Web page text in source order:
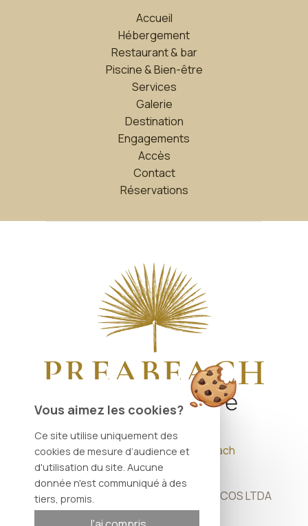
Accueil
Hébergement
Restaurant & bar
Piscine & Bien-être
Services
Galerie
Destination
Engagements
Accès
Contact
Réservations
This property is managed by Préabeach
Expérience
RONAN EMPREENDIMENTOS TURISTICOS LTDA
41.222.557/0001-54
Vous aimez les cookies?
Ce site utilise uniquement des
cookies de mesure d’audience et
d'utilisation du site. Aucune
donnée n'est communiqué à des
tiers, promis.